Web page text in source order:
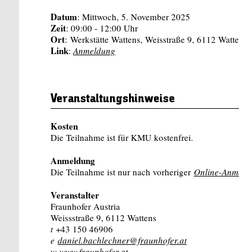
Datum: Mittwoch, 5. November 2025
Zeit: 09:00 - 12:00 Uhr
Ort: Werkstätte Wattens, Weisstraße 9, 6112
Link: Anmeldung
Veranstaltungshinweise
Kosten
Die Teilnahme ist für KMU kostenfrei.
Anmeldung
Die Teilnahme ist nur nach vorheriger Online-
Veranstalter
Fraunhofer Austria
Weissstraße 9, 6112 Wattens
t +43 150 46906
e daniel.bachlechner@fraunhofer.at